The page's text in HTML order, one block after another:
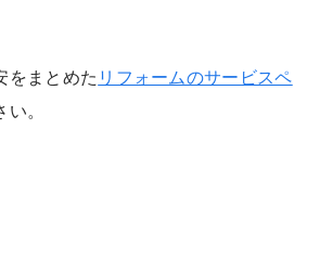
をまとめた リフォームのサービスペ
。